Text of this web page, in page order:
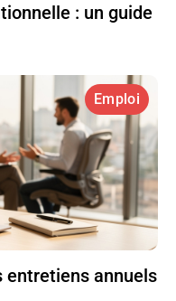
: un guide
Emploi
entretiens annuels